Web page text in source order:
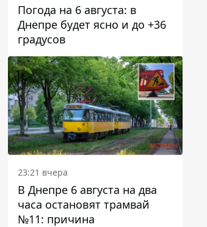
Погода на 6 августа: в
Днепре будет ясно и до +36
градусов
23:21 вчера
В Днепре 6 августа на два
часа остановят трамвай
№11: причина